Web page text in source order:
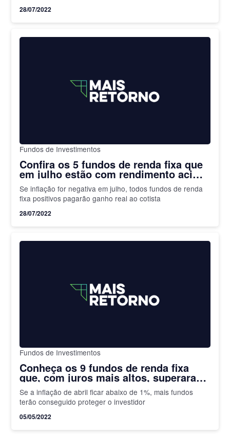
28/07/2022
Fundos de Investimentos
Confira os 5 fundos de renda fixa que
em julho estão com rendimento acima
de 1% até dia 22
Se inflação for negativa em julho, todos fundos de renda
fixa positivos pagarão ganho real ao cotista
28/07/2022
Fundos de Investimentos
Conheça os 9 fundos de renda fixa
que, com juros mais altos, superaram
a inflação em abril
Se a inflação de abril ficar abaixo de 1%, mais fundos
terão conseguido proteger o investidor
05/05/2022